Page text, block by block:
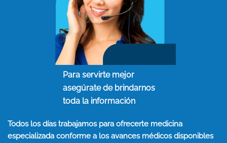
Para servirte mejor
asegúrate de brindarnos
toda la información
Todos los días trabajamos para ofrecerte medicina
especializada conforme a los avances médicos disponibles